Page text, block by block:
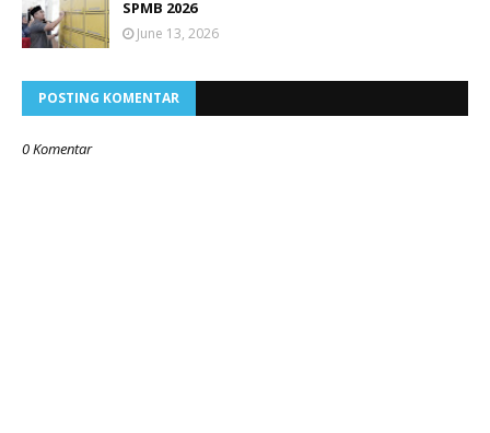
SPMB 2026
June 13, 2026
POSTING KOMENTAR
0 Komentar